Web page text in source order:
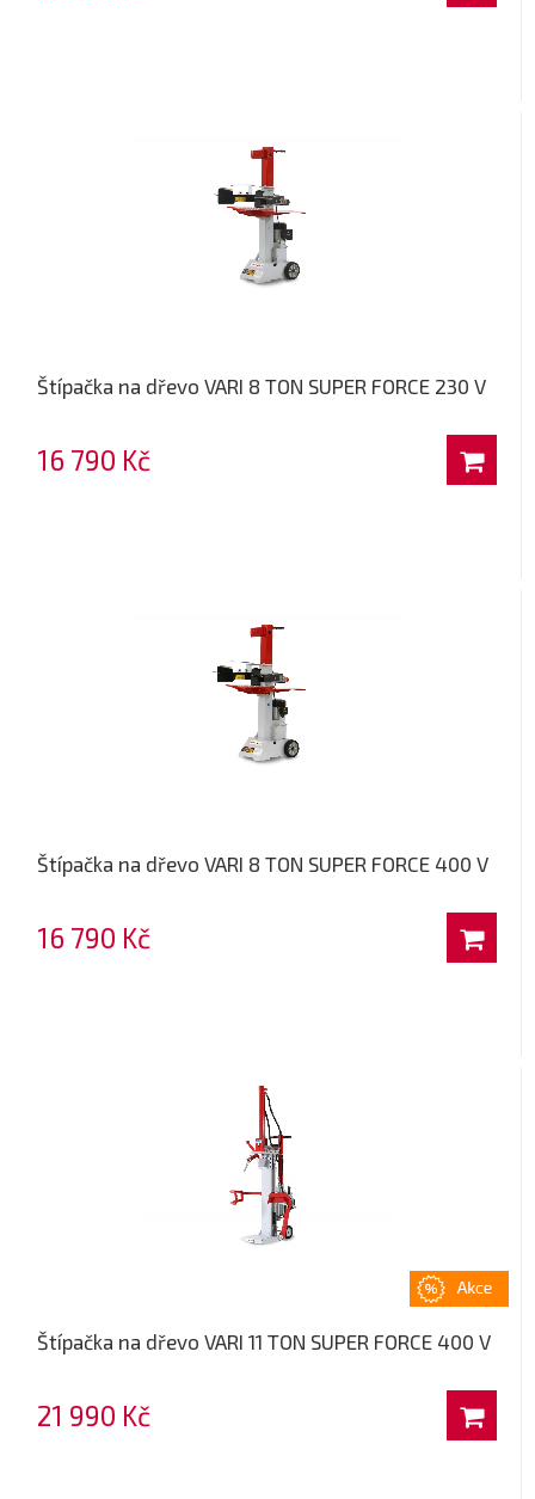
Štípačka na dřevo VARI 8 TON SUPER FORCE 230 V
16 790 Kč
Štípačka na dřevo VARI 8 TON SUPER FORCE 400 V
16 790 Kč
Štípačka na dřevo VARI 11 TON SUPER FORCE 400 V
21 990 Kč